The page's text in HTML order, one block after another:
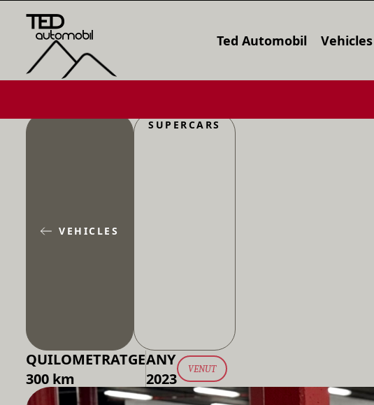
Ted Automobil Vehicles
VEHICLES
SUPERCARS
QUILOMETRATGE
300 km
ANY
2023
VENUT